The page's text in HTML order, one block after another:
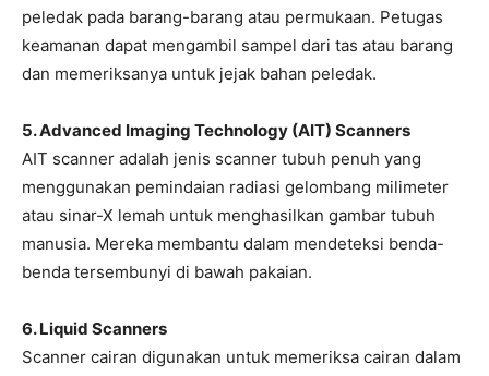
peledak pada barang-barang atau permukaan. Petugas
keamanan dapat mengambil sampel dari tas atau barang
dan memeriksanya untuk jejak bahan peledak.
5. Advanced Imaging Technology (AIT) Scanners
AIT scanner adalah jenis scanner tubuh penuh yang
menggunakan pemindaian radiasi gelombang milimeter
atau sinar-X lemah untuk menghasilkan gambar tubuh
manusia. Mereka membantu dalam mendeteksi benda-
benda tersembunyi di bawah pakaian.
6. Liquid Scanners
Scanner cairan digunakan untuk memeriksa cairan dalam